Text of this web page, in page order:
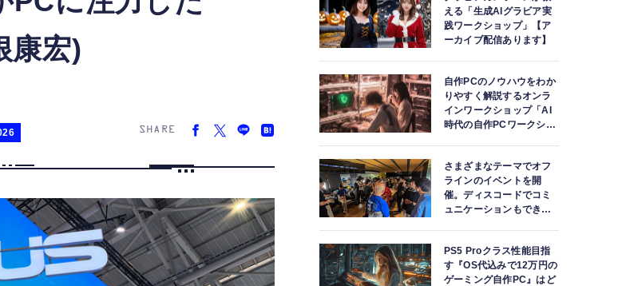
康宏)
SHARE
える「生成AIグラビア実
践ワークショップ」【ア
ーカイブ配信あります】
自作PCのノウハウをわか
りやすく解説するオンラ
インワークショップ「AI
時代の自作PCワークショ
さまざまなテーマでオフ
ラインのイベントを開
催。ディスコードでコミ
ュニケーションもできま
PS5 Proクラス性能目指
す『OS代込みで12万円の
ゲーミング自作PC』はど